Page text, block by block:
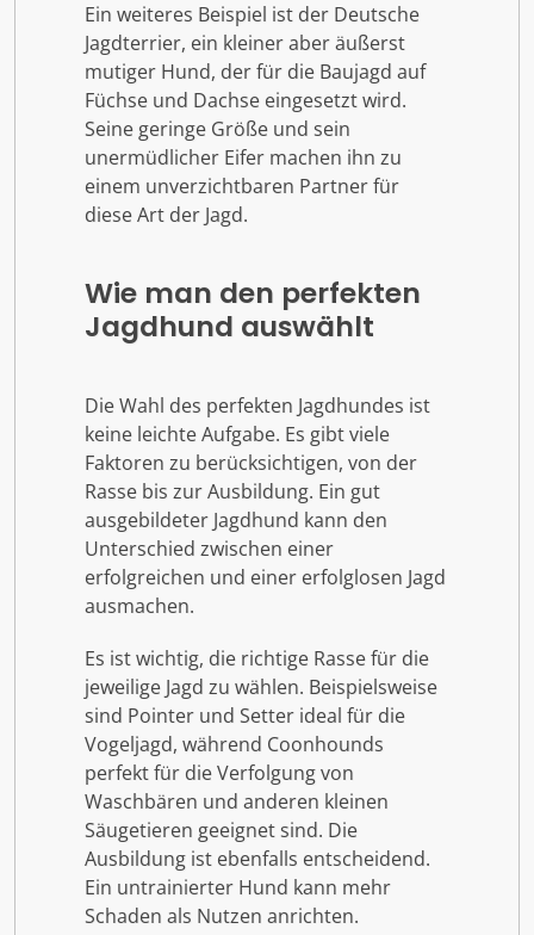
Ein weiteres Beispiel ist der Deutsche
Jagdterrier, ein kleiner aber äußerst
mutiger Hund, der für die Baujagd auf
Füchse und Dachse eingesetzt wird.
Seine geringe Größe und sein
unermüdlicher Eifer machen ihn zu
einem unverzichtbaren Partner für
diese Art der Jagd.
Wie man den perfekten
Jagdhund auswählt
Die Wahl des perfekten Jagdhundes ist
keine leichte Aufgabe. Es gibt viele
Faktoren zu berücksichtigen, von der
Rasse bis zur Ausbildung. Ein gut
ausgebildeter Jagdhund kann den
Unterschied zwischen einer
erfolgreichen und einer erfolglosen Jagd
ausmachen.
Es ist wichtig, die richtige Rasse für die
jeweilige Jagd zu wählen. Beispielsweise
sind Pointer und Setter ideal für die
Vogeljagd, während Coonhounds
perfekt für die Verfolgung von
Waschbären und anderen kleinen
Säugetieren geeignet sind. Die
Ausbildung ist ebenfalls entscheidend.
Ein untrainierter Hund kann mehr
Schaden als Nutzen anrichten.